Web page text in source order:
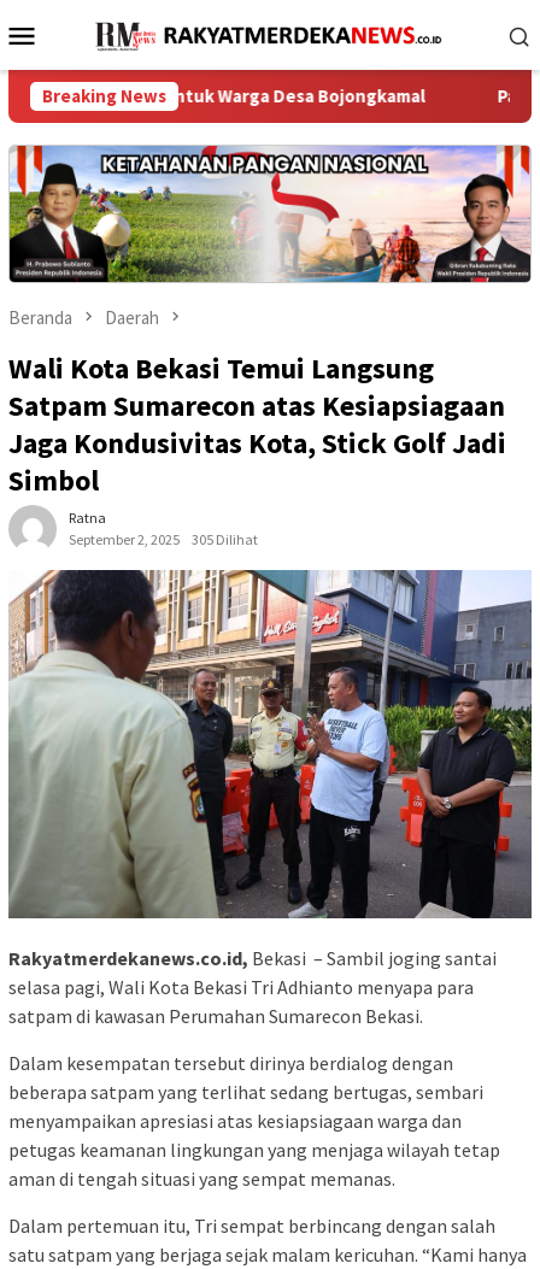
ke
Menu
Mobile
Breaking News
untuk Warga Desa Bojongkamal Patroli Dialogis
Beranda Daerah
Wali Kota Bekasi Temui Langsung
Satpam Sumarecon atas Kesiapsiagaan
Jaga Kondusivitas Kota, Stick Golf Jadi
Simbol
Ratna
September 2, 2025
305 Dilihat
Rakyatmerdekanews.co.id, Bekasi – Sambil joging santai
selasa pagi, Wali Kota Bekasi Tri Adhianto menyapa para
satpam di kawasan Perumahan Sumarecon Bekasi.
Dalam kesempatan tersebut dirinya berdialog dengan
beberapa satpam yang terlihat sedang bertugas, sembari
menyampaikan apresiasi atas kesiapsiagaan warga dan
petugas keamanan lingkungan yang menjaga wilayah tetap
aman di tengah situasi yang sempat memanas.
Dalam pertemuan itu, Tri sempat berbincang dengan salah
satu satpam yang berjaga sejak malam kericuhan. “Kami hanya